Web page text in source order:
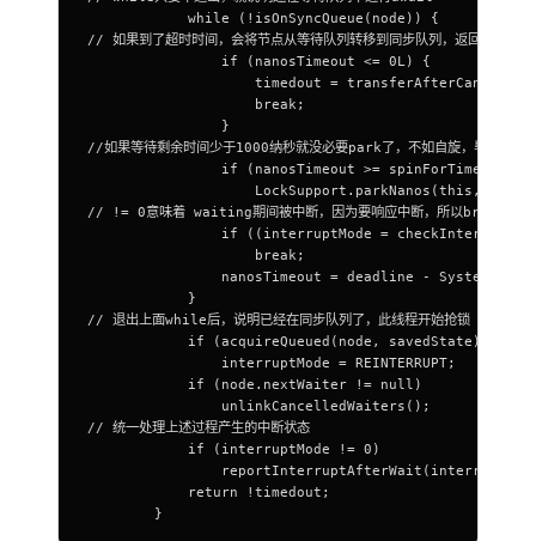
            while (!isOnSyncQueue(node)) {
// 如果到了超时时间，会将节点从等待队列转移到同步队列，返回true
                if (nanosTimeout <= 0L) {
timedout =
                    break;
                }
//如果等待剩余时间少于1000纳秒就没必要park了，不如自旋，毕竟很
if (nanosTimeout >=
LockSupport.parkNanos(this,
// != 0意味着 waiting期间被中断，因为要响应中断，所以break，
if ((interruptMode =
                    break;
nanosTimeout = deadline -
            }
// 退出上面while后，说明已经在同步队列了，此线程开始抢锁（试图
if (acquireQueued(node, savedState) &&
                interruptMode = REINTERRUPT;
            if (node.nextWaiter != null)
                unlinkCancelledWaiters();
// 统一处理上述过程产生的中断状态
            if (interruptMode != 0)
            return !timedout;
        }